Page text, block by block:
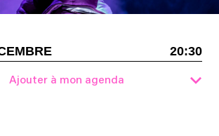
20:30
Ajouter à mon agenda